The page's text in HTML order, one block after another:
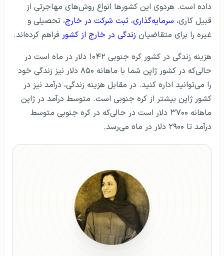
داده است. هردوی این کشورها انواع روش‌های مهاجرتی از
قبیل کاری، سرمایه‌گذاری، ثبت شرکت در خارج، تحصیلی و
غیره را برای متقاضیان زندگی در خارج از کشور فراهم کرده‌اند.
هزینه زندگی در کشور کره جنوبی ۱۰۴۲ دلار در ماه است در
حالی‌که در کشور ژاپن شما با ماهانه ۸۵۰ دلار نیز زندگی خود
را می‌توانید اداره کنید. در مقابل هزینه زندگی، درآمد نیز در
کشور ژاپن بیشتر از کره جنوبی است. متوسط درآمد در ژاپن
ماهانه ۳۷۰۰ دلار است در حالی‌که در کره جنوبی متوسط
درآمد تا ۲۹۰۰ دلار در ماه می‌رسد.